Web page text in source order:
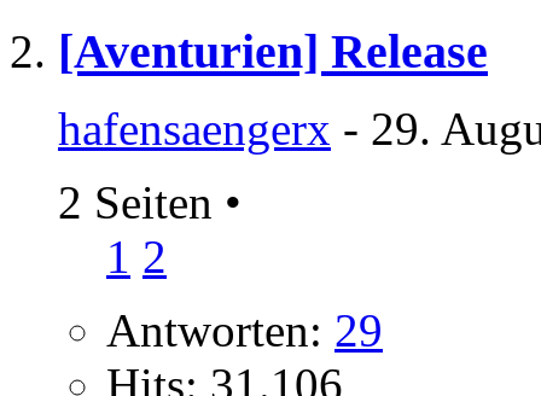
[Aventurien] Release
hafensaengerx - 29.
2 Seiten •
1 2
Antworten: 29
Hits: 31.106